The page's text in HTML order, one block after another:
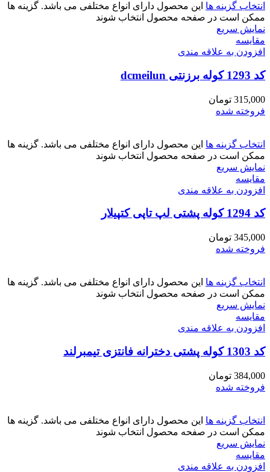
انتخاب گزینه ها این محصول دارای انواع مختلفی می باشد. گزینه ها
ممکن است در صفحه محصول انتخاب شوند
نمایش سریع
مقايسه
افزودن به علاقه مندی
کد 1293 کوله برزنتی dcmeilun
315,000 تومان
فروخته شده
انتخاب گزینه ها این محصول دارای انواع مختلفی می باشد. گزینه ها
ممکن است در صفحه محصول انتخاب شوند
نمایش سریع
مقايسه
افزودن به علاقه مندی
کد 1294 کوله پشتی لپ تاپی کتپیلار
345,000 تومان
فروخته شده
انتخاب گزینه ها این محصول دارای انواع مختلفی می باشد. گزینه ها
ممکن است در صفحه محصول انتخاب شوند
نمایش سریع
مقايسه
افزودن به علاقه مندی
کد 1303 کوله پشتی دخترانه فانتزی تیمبرلند
384,000 تومان
فروخته شده
انتخاب گزینه ها این محصول دارای انواع مختلفی می باشد. گزینه ها
ممکن است در صفحه محصول انتخاب شوند
نمایش سریع
مقايسه
افزودن به علاقه مندی